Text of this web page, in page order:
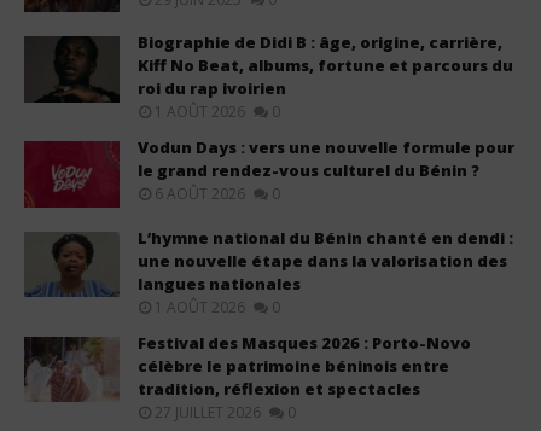
Biographie de Didi B : âge, origine, carrière,
Kiff No Beat, albums, fortune et parcours du
roi du rap ivoirien
1 AOÛT 2026 0
Vodun Days : vers une nouvelle formule pour
le grand rendez-vous culturel du Bénin ?
6 AOÛT 2026 0
L’hymne national du Bénin chanté en dendi :
une nouvelle étape dans la valorisation des
langues nationales
1 AOÛT 2026 0
Festival des Masques 2026 : Porto-Novo
célèbre le patrimoine béninois entre
tradition, réflexion et spectacles
27 JUILLET 2026 0